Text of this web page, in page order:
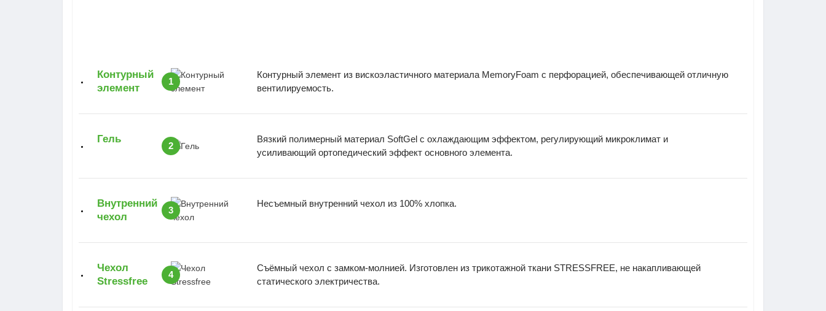
Контурный
элемент
1
Контурный элемент из вискоэластичного материала MemoryFoam с перфорацией, обеспечивающей отличную
вентилируемость.
Гель
2
Вязкий полимерный материал SoftGel с охлаждающим эффектом, регулирующий микроклимат и
усиливающий ортопедический эффект основного элемента.
Внутренний
чехол
3
Несъемный внутренний чехол из 100% хлопка.
Чехол
Stressfree
4
Съёмный чехол с замком-молнией. Изготовлен из трикотажной ткани STRESSFREE, не накапливающей
статического электричества.